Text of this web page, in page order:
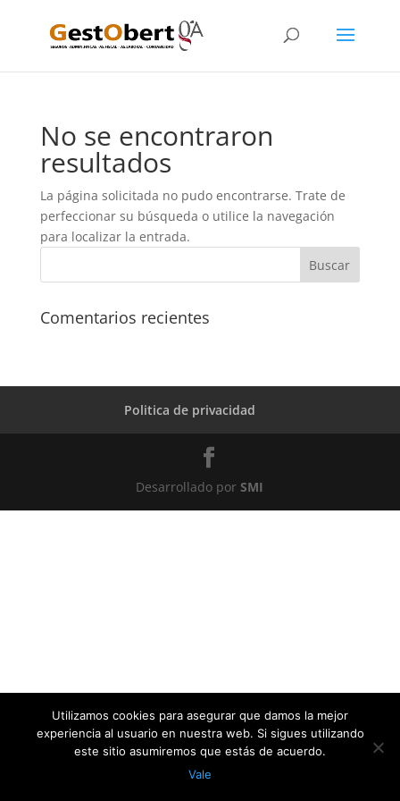
No se encontraron
resultados
La página solicitada no pudo encontrarse. Trate de
perfeccionar su búsqueda o utilice la navegación
para localizar la entrada.
Comentarios recientes
Politica de privacidad
Desarrollado porSMI
Utilizamos cookies para asegurar que damos la mejor
experiencia al usuario en nuestra web. Si sigues utilizando
este sitio asumiremos que estás de acuerdo.
Vale